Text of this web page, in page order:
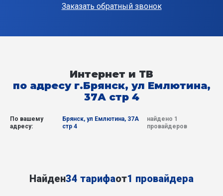
Заказать обратный звонок
Интернет и ТВ
по адресу г.Брянск, ул Емлютина,
37А стр 4
По вашему
адресу:
Брянск, ул Емлютина, 37А
стр 4
найдено 1
провайдеров
Найден34 тарифаот1 провайдера